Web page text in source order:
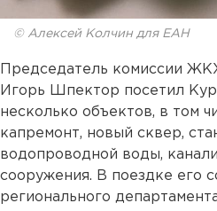
© Алексей Колчин для ЕАН
Председатель комиссии
Игорь Шпектор посетил
несколько объектов, в том
капремонт, новый сквер,
водопроводной воды,
сооружения. В поездке его
регионального